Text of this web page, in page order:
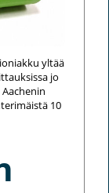
yltää
jo
10